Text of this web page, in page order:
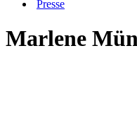
Presse
Marlene